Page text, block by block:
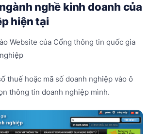
nghề kinh doanh của
hiện tại
Website của Cổng thông tin quốc gia
thuế hoặc mã số doanh nghiệp vào ô
thông tin doanh nghiệp mình.